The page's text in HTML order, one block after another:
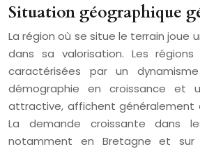
Situation géographique
La région où se situe le terrain joue
dans sa valorisation. Les
caractérisées par un
démographie en croissance et
attractive, affichent généralement
La demande croissante dans
notamment en Bretagne et sur